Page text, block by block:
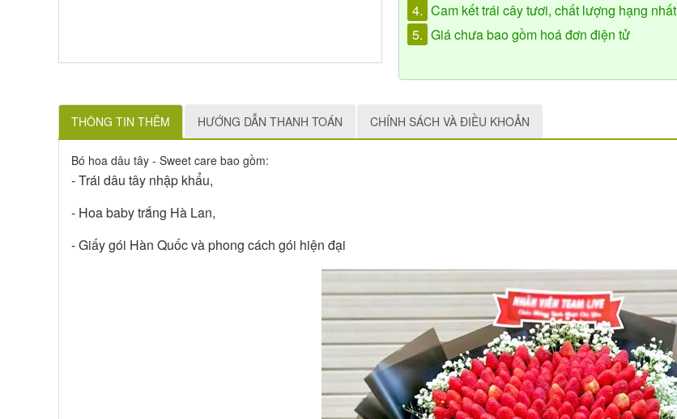
4. Cam kết trái cây tươi, chất lượng hạng nhất
5. Giá chưa bao gồm hoá đơn điện tử
THÔNG TIN THÊM HƯỚNG DẪN THANH TOÁN CHÍNH SÁCH VÀ ĐIỀU KHOẢN
Bó hoa dâu tây - Sweet care bao gồm:
- Trái dâu tây nhập khẩu,
- Hoa baby trắng Hà Lan,
- Giấy gói Hàn Quốc và phong cách gói hiện đại